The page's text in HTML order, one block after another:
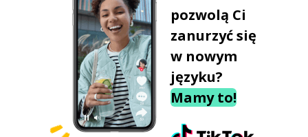
pozwolą Ci
zanurzyć się
w nowym
języku?
Mamy to!